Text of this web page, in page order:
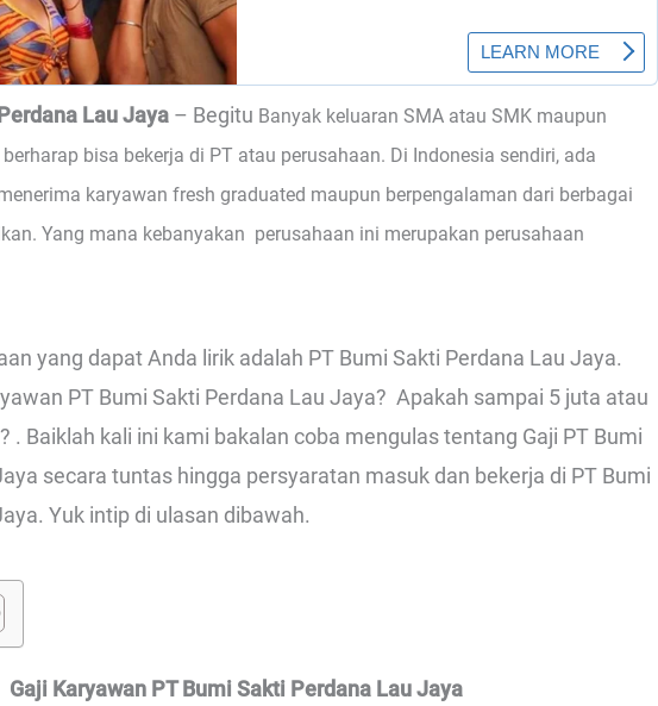
Lau Jaya – Begitu Banyak keluaran SMA atau SMK maupun
bisa bekerja di PT atau perusahaan. Di Indonesia sendiri, ada
karyawan fresh graduated maupun berpengalaman dari berbagai
Yang mana kebanyakan perusahaan ini merupakan perusahaan
yang dapat Anda lirik adalah PT Bumi Sakti Perdana Lau Jaya.
PT Bumi Sakti Perdana Lau Jaya? Apakah sampai 5 juta atau
. Baiklah kali ini kami bakalan coba mengulas tentang Gaji PT Bumi
secara tuntas hingga persyaratan masuk dan bekerja di PT Bumi
Yuk intip di ulasan dibawah.
Gaji Karyawan PT Bumi Sakti Perdana Lau Jaya